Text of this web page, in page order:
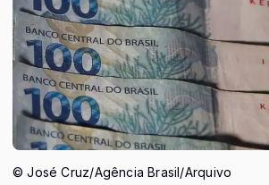
© José Cruz/Agência Brasil/Arquivo